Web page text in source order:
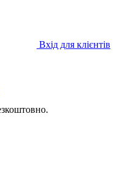
Вхід для клієнтів